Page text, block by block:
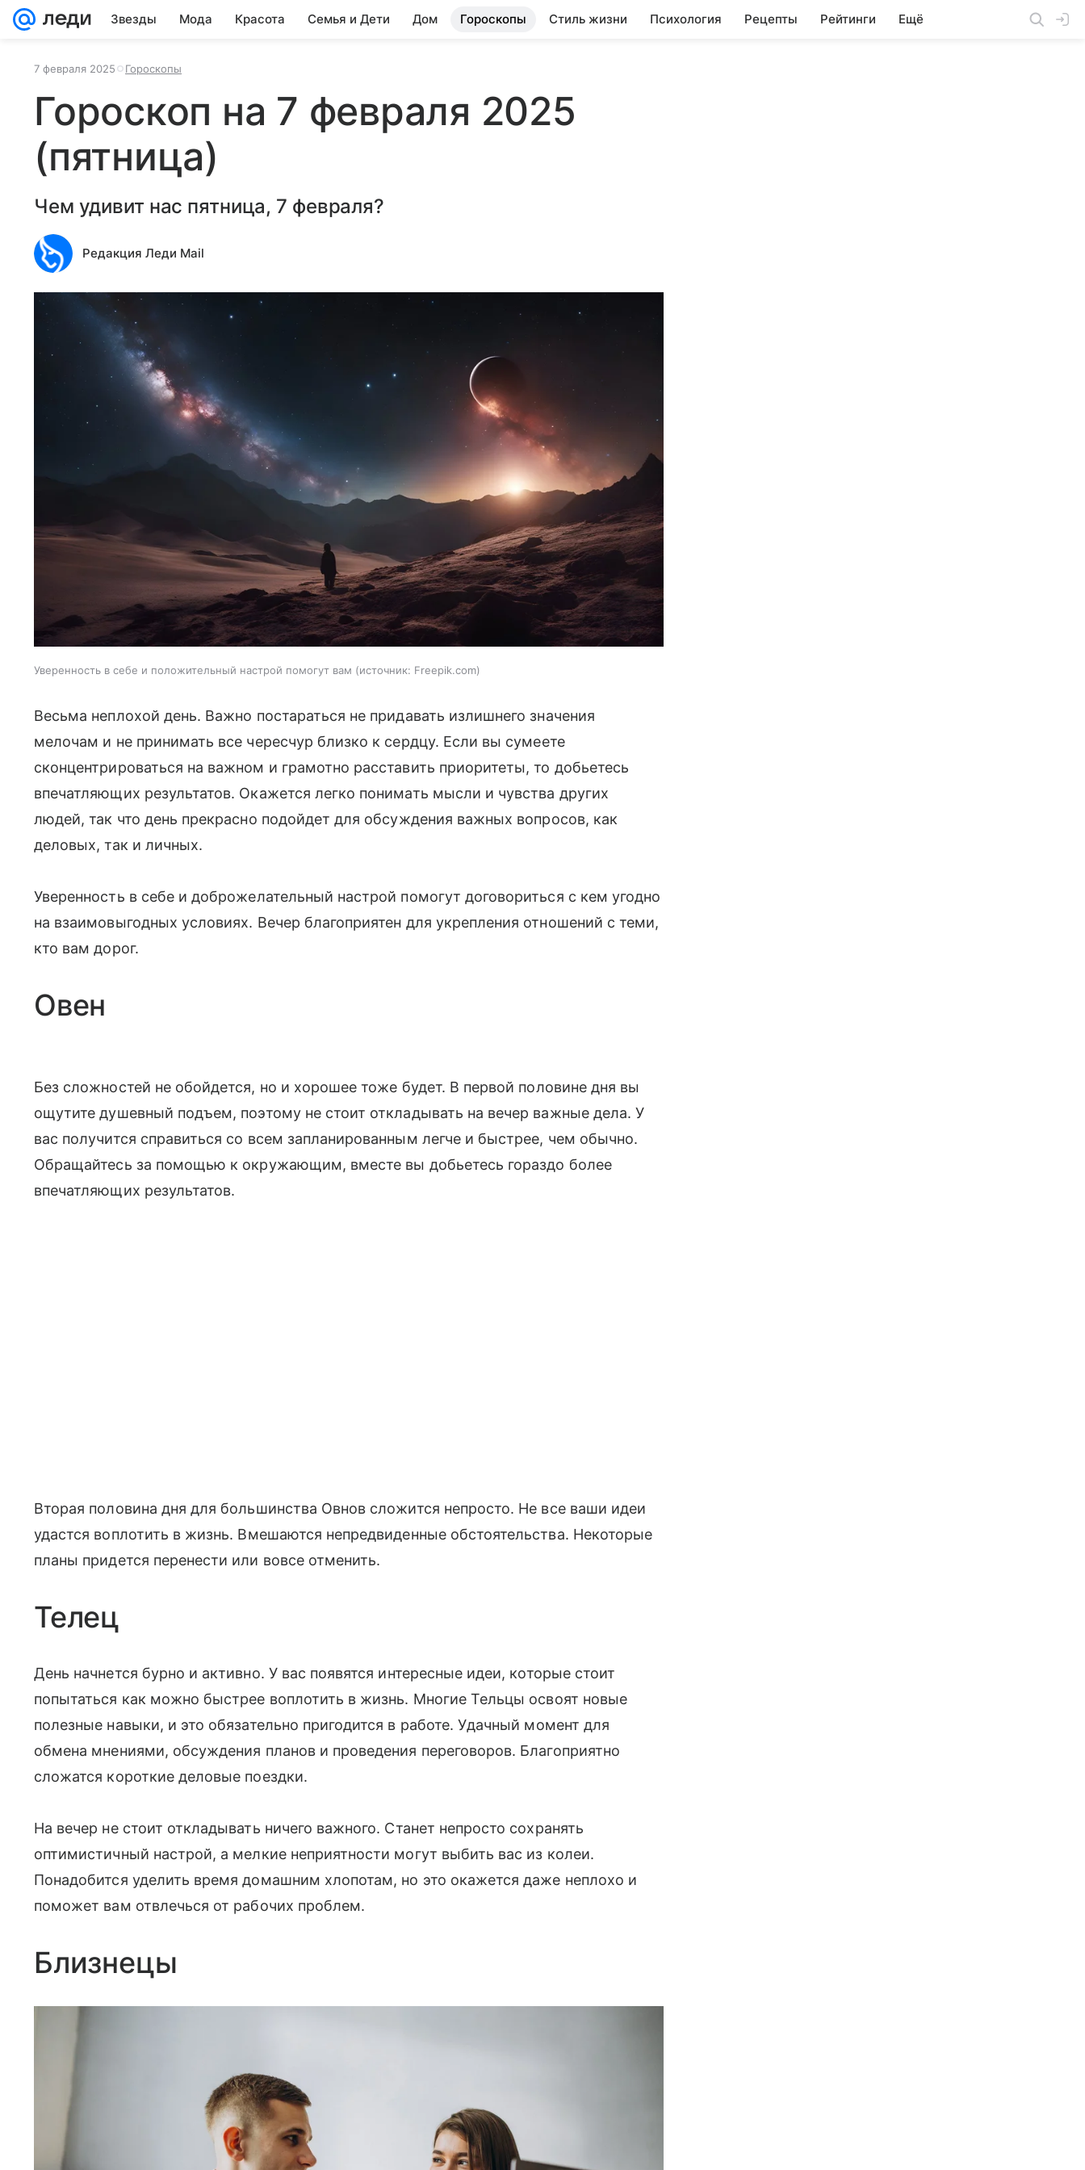
Звезды Мода Красота Семья и Дети Дом Гороскопы Стиль жизни Психология Рецепты Рейтинги Ещё
7 февраля 2025 Гороскопы
Гороскоп на 7 февраля 2025
(пятница)
Чем удивит нас пятница, 7 февраля?
Редакция Леди Mail
Уверенность в себе и положительный настрой помогут вам источник: Freepik.com
Весьма неплохой день. Важно постараться не придавать излишнего значения
мелочам и не принимать все чересчур близко к сердцу. Если вы сумеете
сконцентрироваться на важном и грамотно расставить приоритеты, то добьетесь
впечатляющих результатов. Окажется легко понимать мысли и чувства других
людей, так что день прекрасно подойдет для обсуждения важных вопросов, как
деловых, так и личных.
Уверенность в себе и доброжелательный настрой помогут договориться с кем угодно
на взаимовыгодных условиях. Вечер благоприятен для укрепления отношений с теми,
кто вам дорог.
Овен
Без сложностей не обойдется, но и хорошее тоже будет. В первой половине дня вы
ощутите душевный подъем, поэтому не стоит откладывать на вечер важные дела. У
вас получится справиться со всем запланированным легче и быстрее, чем обычно.
Обращайтесь за помощью к окружающим, вместе вы добьетесь гораздо более
впечатляющих результатов.
Вторая половина дня для большинства Овнов сложится непросто. Не все ваши идеи
удастся воплотить в жизнь. Вмешаются непредвиденные обстоятельства. Некоторые
планы придется перенести или вовсе отменить.
Телец
День начнется бурно и активно. У вас появятся интересные идеи, которые стоит
попытаться как можно быстрее воплотить в жизнь. Многие Тельцы освоят новые
полезные навыки, и это обязательно пригодится в работе. Удачный момент для
обмена мнениями, обсуждения планов и проведения переговоров. Благоприятно
сложатся короткие деловые поездки.
На вечер не стоит откладывать ничего важного. Станет непросто сохранять
оптимистичный настрой, а мелкие неприятности могут выбить вас из колеи.
Понадобится уделить время домашним хлопотам, но это окажется даже неплохо и
поможет вам отвлечься от рабочих проблем.
Близнецы